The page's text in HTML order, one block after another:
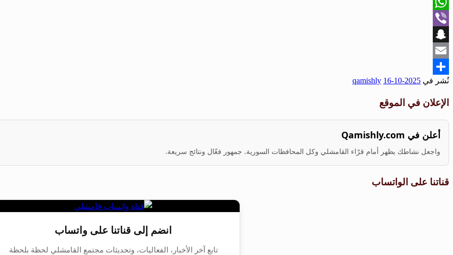
WhatsApp
Viber
Snapchat
Email
Share
نُشر في 2025-10-16
qamishly
الإعلان في الموقع
أعلن في Qamishly.com
واجعل نشاطك يظهر أمام قرّاء القامشلي وكل المحافظات السورية. جمهور فعّال ونتائج سريعة.
قناتنا على الواتساب
انضم إلى قناتنا على واتساب
تابع آخر الأخبار، الفعاليات، وتحديثات مجتمع القامشلي لحظة بلحظة